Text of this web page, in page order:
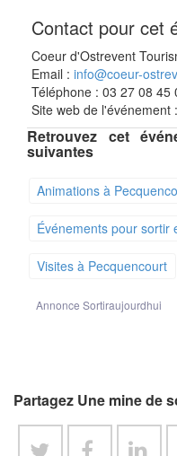
Contact pour cet
Coeur d'Ostrevent
Email : info@coeur-
Téléphone : 03 27 08 45
Site web de l'événement :
Retrouvez cet
suivantes
Animations à
Événements pour sortir
Visites à Pecquencourt
Annonce Sortiraujourdhui
Partagez Une mine de